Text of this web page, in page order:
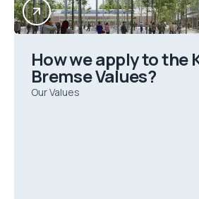
How we apply to the
Bremse Values?
Our Values